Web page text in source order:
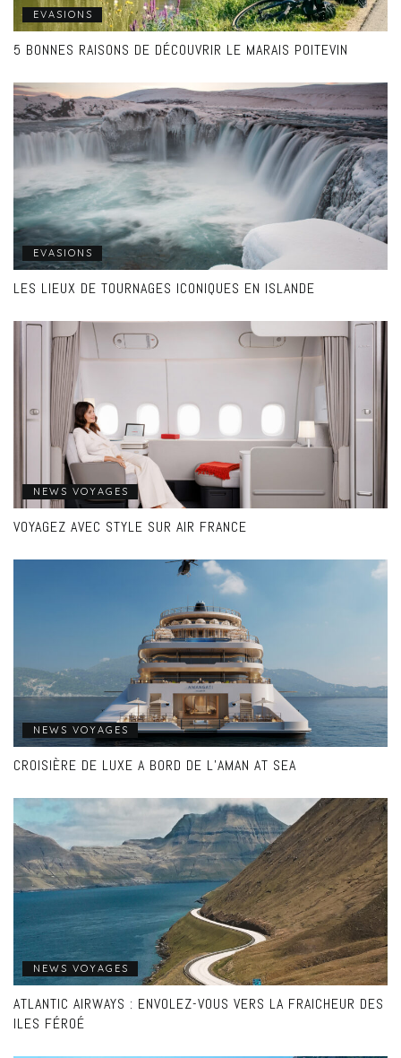
EVASIONS
5 BONNES RAISONS DE DÉCOUVRIR LE MARAIS POITEVIN
EVASIONS
LES LIEUX DE TOURNAGES ICONIQUES EN ISLANDE
NEWS VOYAGES
VOYAGEZ AVEC STYLE SUR AIR FRANCE
NEWS VOYAGES
CROISIÈRE DE LUXE A BORD DE L’AMAN AT SEA
NEWS VOYAGES
ATLANTIC AIRWAYS : ENVOLEZ-VOUS VERS LA FRAICHEUR DES
ILES FÉROÉ